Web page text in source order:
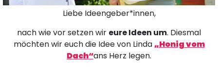
Liebe Ideengeber*innen,
nach wie vor setzen wir eure Ideen um. Diesmal
möchten wir euch die Idee von Linda „Honig vom
Dach“ans Herz legen.